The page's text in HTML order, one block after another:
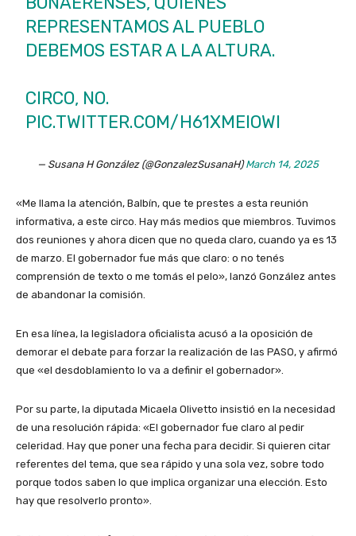
REPRESENTAMOS AL PUEBLO
DEBEMOS ESTAR A LA ALTURA.
CIRCO, NO.
PIC.TWITTER.COM/H61XMEIOWI
— Susana H González (@GonzalezSusanaH)March 14, 2025
«Me llama la atención, Balbín, que te prestes a esta reunión
informativa, a este circo. Hay más medios que miembros. Tuvimos
dos reuniones y ahora dicen que no queda claro, cuando ya es 13
de marzo. El gobernador fue más que claro: o no tenés
comprensión de texto o me tomás el pelo», lanzó González antes
de abandonar la comisión.
En esa línea, la legisladora oficialista acusó a la oposición de
demorar el debate para forzar la realización de las PASO, y afirmó
que «el desdoblamiento lo va a definir el gobernador».
Por su parte, la diputada Micaela Olivetto insistió en la necesidad
de una resolución rápida: «El gobernador fue claro al pedir
celeridad. Hay que poner una fecha para decidir. Si quieren citar
referentes del tema, que sea rápido y una sola vez, sobre todo
porque todos saben lo que implica organizar una elección. Esto
hay que resolverlo pronto».